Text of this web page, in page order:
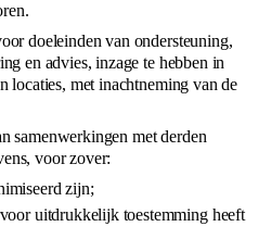
doeleinden van ondersteuning,
en advies, inzage te hebben in
locaties, met inachtneming van de
samenwerkingen met derden
voor zover:
zijn;
uitdrukkelijk toestemming heeft